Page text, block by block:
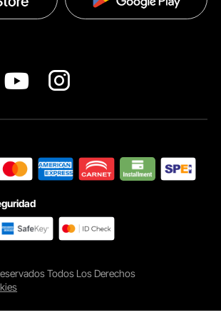
lo que reduce la tensión en los hombros durante el
Todos Los Derechos